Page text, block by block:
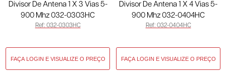
Divisor De Antena 1 X 3 Vias 5-
900 Mhz 032-0303HC
Ref: 032-0303HC
Divisor De Antena 1 X 4 Vias 5-
900 Mhz 032-0404HC
Ref: 032-0404HC